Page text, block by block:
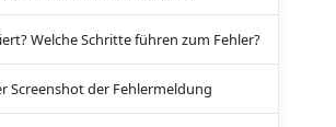
Welche Schritte führen zum Fehler?
Screenshot der Fehlermeldung